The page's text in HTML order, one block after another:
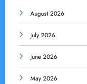
August 2026
July 2026
June 2026
May 2026